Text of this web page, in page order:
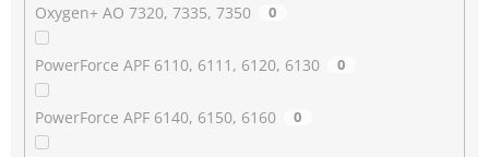
Oxygen+ AO 7320, 7335, 7350 0
PowerForce APF 6110, 6111, 6120, 6130 0
PowerForce APF 6140, 6150, 6160 0